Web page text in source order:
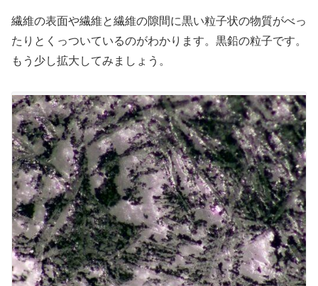
繊維の表面や繊維と繊維の隙間に黒い粒子状の物質がべっ
たりとくっついているのがわかります。黒鉛の粒子です。
もう少し拡大してみましょう。